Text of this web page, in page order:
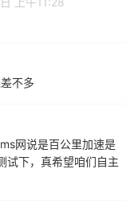
不多
网说是百公里加速是
试下，真希望咱们自主